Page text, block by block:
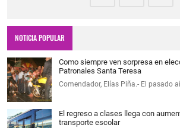
NOTICIA POPULAR
Como siempre ven sorpresa en
Patronales Santa Teresa
Comendador, Elías Piña.- El pasado
El regreso a clases llega con
transporte escolar